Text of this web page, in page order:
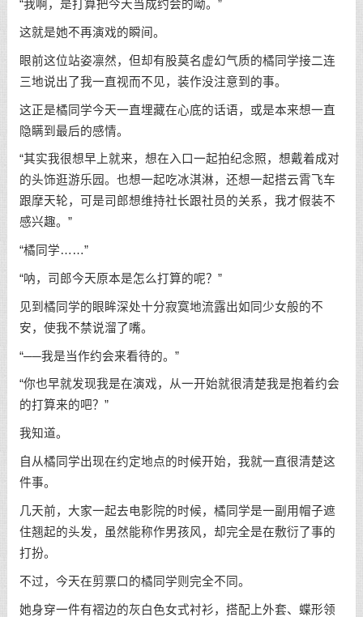
“我啊，是打算把今天当成约会的呦。”
这就是她不再演戏的瞬间。
眼前这位站姿凛然，但却有股莫名虚幻气质的橘同学接二连
三地说出了我一直视而不见，装作没注意到的事。
这正是橘同学今天一直埋藏在心底的话语，或是本来想一直
隐瞒到最后的感情。
“其实我很想早上就来，想在入口一起拍纪念照，想戴着成对
的头饰逛游乐园。也想一起吃冰淇淋，还想一起搭云霄飞车
跟摩天轮，可是司郎想维持社长跟社员的关系，我才假装不
感兴趣。”
“橘同学……”
“呐，司郎今天原本是怎么打算的呢？”
见到橘同学的眼眸深处十分寂寞地流露出如同少女般的不
安，使我不禁说溜了嘴。
“──我是当作约会来看待的。”
“你也早就发现我是在演戏，从一开始就很清楚我是抱着约会
的打算来的吧？”
我知道。
自从橘同学出现在约定地点的时候开始，我就一直很清楚这
件事。
几天前，大家一起去电影院的时候，橘同学是一副用帽子遮
住翘起的头发，虽然能称作男孩风，却完全是在敷衍了事的
打扮。
不过，今天在剪票口的橘同学则完全不同。
她身穿一件有褶边的灰白色女式衬衫，搭配上外套、蝶形领